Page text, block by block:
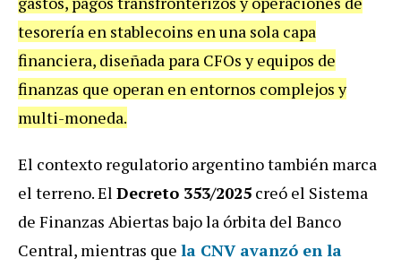
tesorería en stablecoins en una sola capa
financiera, diseñada para CFOs y equipos de
finanzas que operan en entornos complejos y
multi-moneda.
El contexto regulatorio argentino también marca
el terreno. El Decreto 353/2025 creó el Sistema
de Finanzas Abiertas bajo la órbita del Banco
Central, mientras que la CNVavanzó en la